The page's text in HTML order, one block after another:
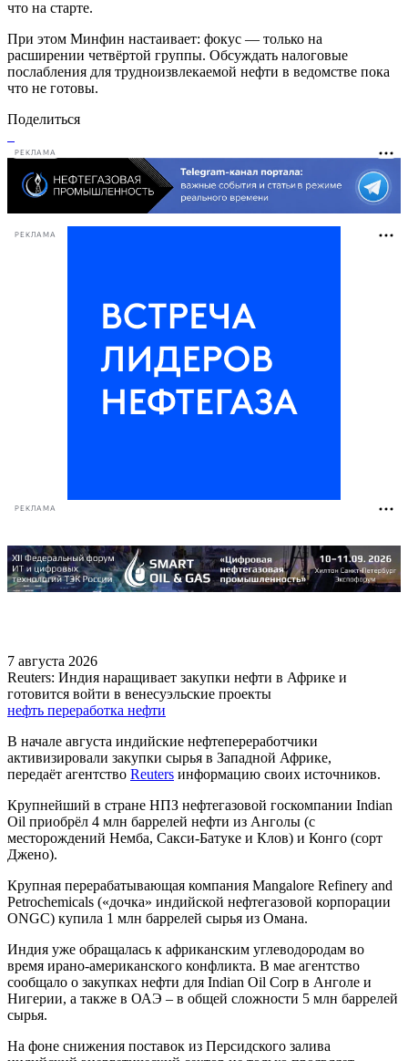
что на старте.
При этом Минфин настаивает: фокус — только на
расширении четвёртой группы. Обсуждать налоговые
послабления для трудноизвлекаемой нефти в ведомстве пока
что не готовы.
Поделиться
РЕКЛАМА
РЕКЛАМА
РЕКЛАМА
7 августа 2026
Reuters: Индия наращивает закупки нефти в Африке и
готовится войти в венесуэльские проекты
нефть переработка нефти
В начале августа индийские нефтепереработчики
активизировали закупки сырья в Западной Африке,
передаёт агентство Reuters информацию своих источников.
Крупнейший в стране НПЗ нефтегазовой госкомпании Indian
Oil приобрёл 4 млн баррелей нефти из Анголы (с
месторождений Немба, Сакси-Батуке и Клов) и Конго (сорт
Джено).
Крупная перерабатывающая компания Mangalore Refinery and
Petrochemicals («дочка» индийской нефтегазовой корпорации
ONGC) купила 1 млн баррелей сырья из Омана.
Индия уже обращалась к африканским углеводородам во
время ирано-американского конфликта. В мае агентство
сообщало о закупках нефти для Indian Oil Corp в Анголе и
Нигерии, а также в ОАЭ – в общей сложности 5 млн баррелей
сырья.
На фоне снижения поставок из Персидского залива